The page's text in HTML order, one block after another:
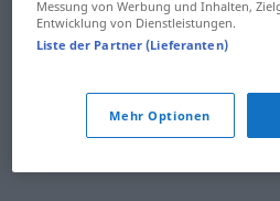
Messung von Werbung und Inhalten,
Entwicklung von Dienstleistungen.
Liste der Partner (Lieferanten)
Mehr Optionen